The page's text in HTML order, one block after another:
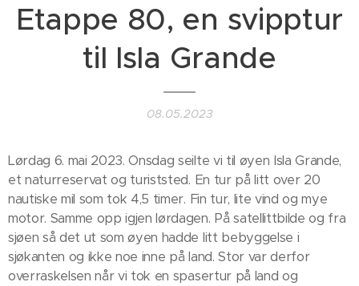
Etappe 80, en svipptur
til Isla Grande
08.05.2023
Lørdag 6. mai 2023. Onsdag seilte vi til øyen Isla Grande,
et naturreservat og turiststed. En tur på litt over 20
nautiske mil som tok 4,5 timer. Fin tur, lite vind og mye
motor. Samme opp igjen lørdagen. På satellittbilde og fra
sjøen så det ut som øyen hadde litt bebyggelse i
sjøkanten og ikke noe inne på land. Stor var derfor
overraskelsen når vi tok en spasertur på land og